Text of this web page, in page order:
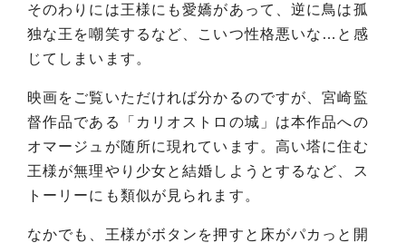
そのわりには王様にも愛嬌があって、逆に鳥は孤
独な王を嘲笑するなど、こいつ性格悪いな…と感
じてしまいます。
映画をご覧いただければ分かるのですが、宮崎監
督作品である「カリオストロの城」は本作品への
オマージュが随所に現れています。高い塔に住む
王様が無理やり少女と結婚しようとするなど、ス
トーリーにも類似が見られます。
なかでも、王様がボタンを押すと床がパカっと開